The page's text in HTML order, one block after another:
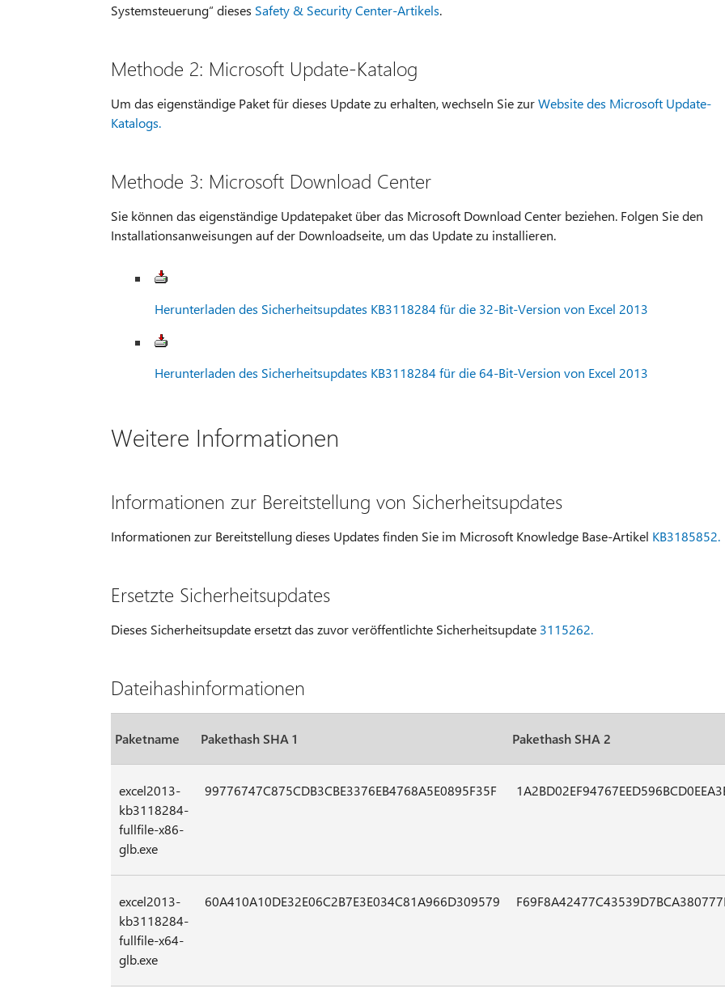
Systemsteuerung“ dieses Safety & Security Center-Artikels.
Methode 2: Microsoft Update-Katalog
Um das eigenständige Paket für dieses Update zu erhalten, wechseln Sie zurWebsite des Microsoft Update-
Katalogs.
Methode 3: Microsoft Download Center
Sie können das eigenständige Updatepaket über das Microsoft Download Center beziehen. Folgen Sie den
Installationsanweisungen auf der Downloadseite, um das Update zu installieren.
Herunterladen des Sicherheitsupdates KB3118284 für die 32-Bit-Version von Excel 2013
Herunterladen des Sicherheitsupdates KB3118284 für die 64-Bit-Version von Excel 2013
Weitere Informationen
Informationen zur Bereitstellung von Sicherheitsupdates
Informationen zur Bereitstellung dieses Updates finden Sie im Microsoft Knowledge Base-Artikel KB3185852.
Ersetzte Sicherheitsupdates
Dieses Sicherheitsupdate ersetzt das zuvor veröffentlichte Sicherheitsupdate 3115262.
Dateihashinformationen
Paketname Pakethash SHA 1 Pakethash SHA 2
excel2013-
kb3118284-
fullfile-x86-
glb.exe
99776747C875CDB3CBE3376EB4768A5E0895F35F
excel2013-
kb3118284-
fullfile-x64-
glb.exe
60A410A10DE32E06C2B7E3E034C81A966D309579